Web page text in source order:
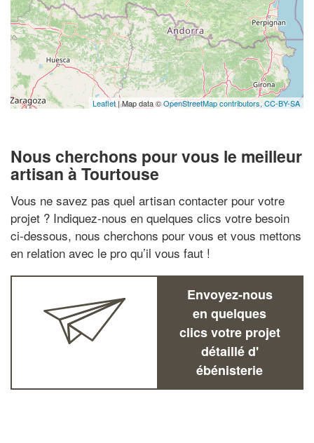
Leaflet | Map data ©OpenStreetMap contributors, CC-BY-SA
Nous cherchons pour vous le meilleur
artisan à Tourtouse
Vous ne savez pas quel artisan contacter pour votre
projet ? Indiquez-nous en quelques clics votre besoin
ci-dessous, nous cherchons pour vous et vous mettons
en relation avec le pro qu’il vous faut !
Envoyez-nous
en quelques
clics votre projet
détaillé d'
ébénisterie